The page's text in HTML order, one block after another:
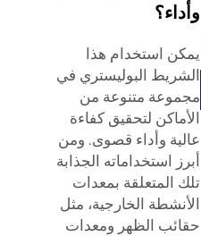
وأداء؟
يمكن استخدام هذا
الشريط البوليستري في
مجموعة متنوعة من
الأماكن لتحقيق كفاءة
عالية وأداء قصوى. ومن
أبرز استخداماته الجذابة
تلك المتعلقة بمعدات
الأنشطة الخارجية، مثل
حقائب الظهر ومعدات